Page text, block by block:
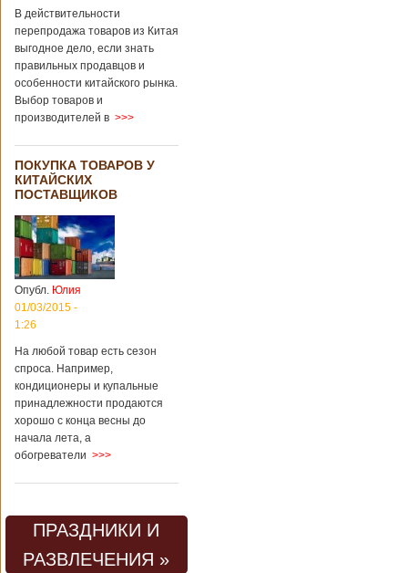
В действительности
перепродажа товаров из Китая
выгодное дело, если знать
правильных продавцов и
особенности китайского рынка.
Выбор товаров и
производителей в >>>
ПОКУПКА ТОВАРОВ У
КИТАЙСКИХ
ПОСТАВЩИКОВ
Опубл. Юлия
01/03/2015 -
1:26
На любой товар есть сезон
спроса. Например,
кондиционеры и купальные
принадлежности продаются
хорошо с конца весны до
начала лета, а
обогреватели >>>
ПРАЗДНИКИ И
РАЗВЛЕЧЕНИЯ »